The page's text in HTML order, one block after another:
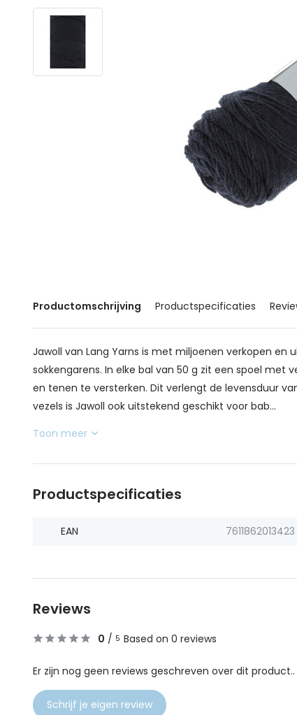
Productomschrijving Productspecificaties
Jawoll van Lang Yarns is met miljoenen verkopen en
sokkengarens. In elke bal van 50 g zit een spoel met
en tenen te versterken. Dit verlengt de levensduur
vezels is Jawoll ook uitstekend geschikt voor bab...
Toon meer
Productspecificaties
EAN 7611862013423
Reviews
0 / 5 Based on 0 reviews
Er zijn nog geen reviews geschreven over dit product..
Schrijf je eigen review